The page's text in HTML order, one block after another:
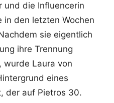
und die Influencerin
in den letzten Wochen
sie eigentlich
ihre Trennung
wurde Laura von
eines
der auf Pietros 30.